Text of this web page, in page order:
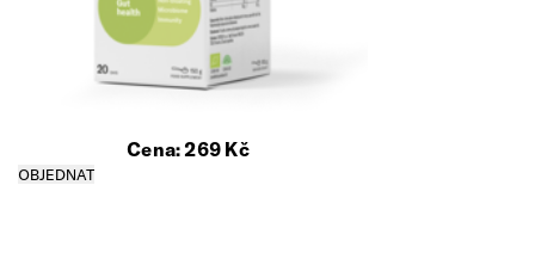
Cena: 269 Kč